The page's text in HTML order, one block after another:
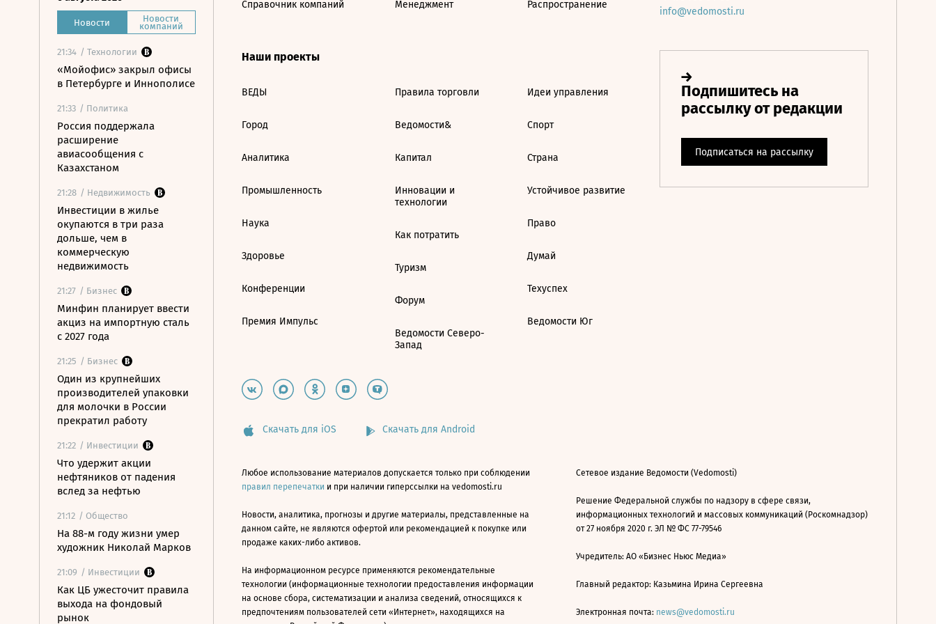
Новости Новости
компаний
21:34 / Технологии
«Мойофис» закрыл офисы
в Петербурге и Иннополисе
21:33 / Политика
Россия поддержала
расширение
авиасообщения с
Казахстаном
21:28 / Недвижимость
Инвестиции в жилье
окупаются в три раза
дольше, чем в
коммерческую
недвижимость
21:27 / Бизнес
Минфин планирует ввести
акциз на импортную сталь
с 2027 года
21:25 / Бизнес
Один из крупнейших
производителей упаковки
для молочки в России
прекратил работу
21:22 / Инвестиции
Что удержит акции
нефтяников от падения
вслед за нефтью
21:12 / Общество
На 88-м году жизни умер
художник Николай Марков
21:09 / Инвестиции
Как ЦБ ужесточит правила
выхода на фондовый
рынок
Справочник компаний Менеджмент Распространение
Наши проекты
ВЕДЫ
Город
Аналитика
Промышленность
Наука
Здоровье
Конференции
Премия Импульс
Правила торговли
Ведомости&
Капитал
Инновации и
технологии
Как потратить
Туризм
Форум
Ведомости Северо-
Запад
Идеи управления
Спорт
Страна
Устойчивое развитие
Право
Думай
Техуспех
Ведомости Юг
info@vedomosti.ru
Скачать для iOS Скачать для Android
Любое использование материалов допускается только при соблюдении
правил перепечатки и при наличии гиперссылки на vedomosti.ru
Новости, аналитика, прогнозы и другие материалы, представленные на
данном сайте, не являются офертой или рекомендацией к покупке или
продаже каких-либо активов.
На информационном ресурсе применяются рекомендательные
технологии (информационные технологии предоставления информации
на основе сбора, систематизации и анализа сведений, относящихся к
предпочтениям пользователей сети «Интернет», находящихся на
Сетевое издание Ведомости (Vedomosti)
Решение Федеральной службы по надзору в сфере связи,
информационных технологий и массовых коммуникаций (Роскомнадзор)
от 27 ноября 2020 г. ЭЛ № ФС 77-79546
Учредитель: АО «Бизнес Ньюс Медиа»
Главный редактор: Казьмина Ирина Сергеевна
Электронная почта: news@vedomosti.ru